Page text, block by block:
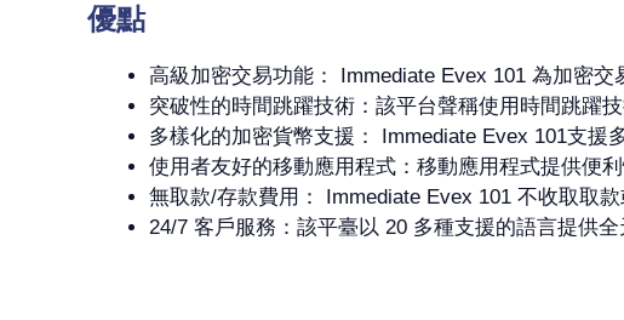
優點
高級加密交易功能： Immediate Evex 101 為加密
突破性的時間跳躍技術：該平台聲稱使用時間跳躍
多樣化的加密貨幣支援： Immediate Evex 101支
使用者友好的移動應用程式：移動應用程式提供便
無取款/存款費用： Immediate Evex 101 不收取取
24/7 客戶服務：該平臺以 20 多種支援的語言提供